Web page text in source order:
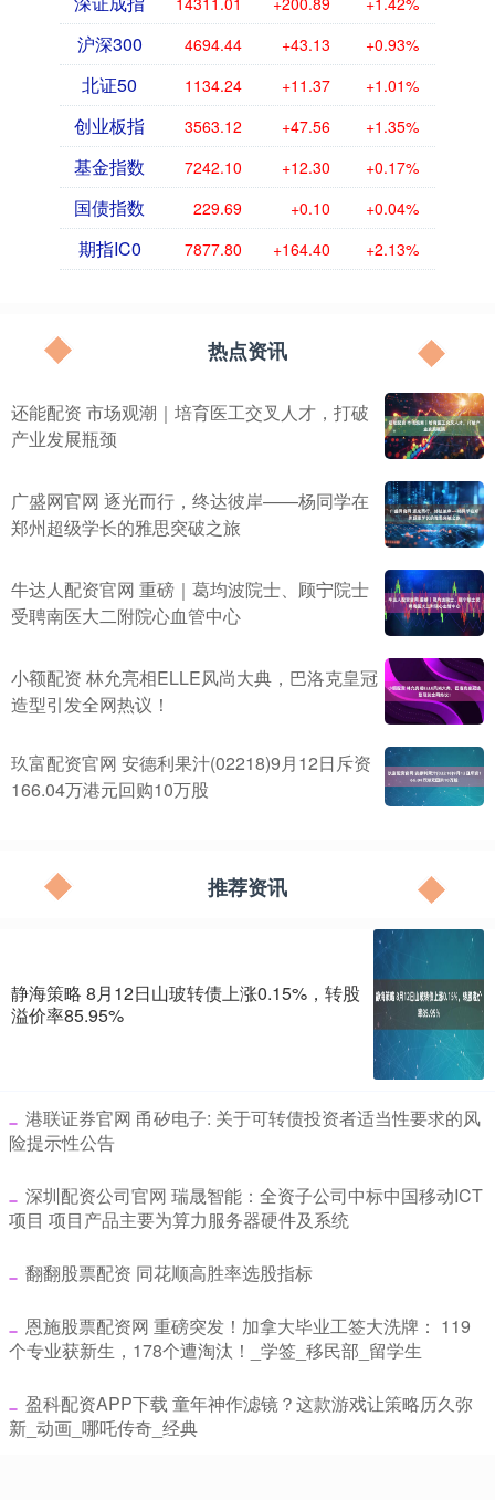
沪深300 4694.44 +43.13 +0.93%
北证50 1134.24 +11.37 +1.01%
创业板指 3563.12 +47.56 +1.35%
基金指数 7242.10 +12.30 +0.17%
国债指数 229.69 +0.10 +0.04%
期指IC0 7877.80 +164.40 +2.13%
热点资讯
还能配资 市场观潮｜培育医工交叉人才，打破
产业发展瓶颈
广盛网官网 逐光而行，终达彼岸——杨同学在
郑州超级学长的雅思突破之旅
牛达人配资官网 重磅｜葛均波院士、顾宁院士
受聘南医大二附院心血管中心
小额配资 林允亮相ELLE风尚大典，巴洛克皇冠
造型引发全网热议！
玖富配资官网 安德利果汁(02218)9月12日斥资
166.04万港元回购10万股
推荐资讯
静海策略 8月12日山玻转债上涨0.15%，转股
溢价率85.95%
​港联证券官网 甬矽电子: 关于可转债投资者适当性要求的风
险提示性公告
​深圳配资公司官网 瑞晟智能：全资子公司中标中国移动ICT
项目 项目产品主要为算力服务器硬件及系统
​翻翻股票配资 同花顺高胜率选股指标
​恩施股票配资网 重磅突发！加拿大毕业工签大洗牌： 119
个专业获新生，178个遭淘汰！_学签_移民部_留学生
​盈科配资APP下载 童年神作滤镜？这款游戏让策略历久弥
新_动画_哪吒传奇_经典